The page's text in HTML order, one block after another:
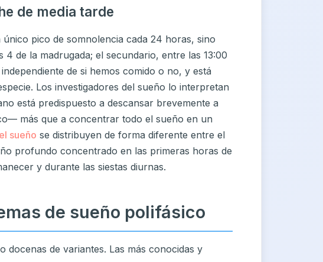
de media tarde
pico de somnolencia cada 24 horas, sino
de la madrugada; el secundario, entre las 13:00
de si hemos comido o no, y está
Los investigadores del sueño lo interpretan
está predispuesto a descansar brevemente a
más que a concentrar todo el sueño en un
sueño se distribuyen de forma diferente entre el
profundo concentrado en las primeras horas de
y durante las siestas diurnas.
de sueño polifásico
docenas de variantes. Las más conocidas y